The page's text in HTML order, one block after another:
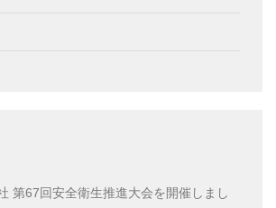
第67回安全衛生推進大会を開催しまし